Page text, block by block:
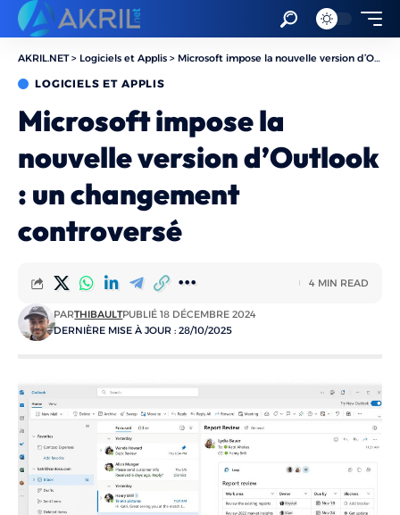
AKRIL.NET> Logiciels et Applis > Microsoft impose la nouvelle version d’Outlook : un changement controversé
LOGICIELS ET APPLIS
Microsoft impose la
nouvelle version d’Outlook
: un changement
controversé
DERNIÈRE MISE À JOUR : 28/10/2025
PARTHIBAULTPUBLIÉ 18 DÉCEMBRE 2024
4 MIN READ